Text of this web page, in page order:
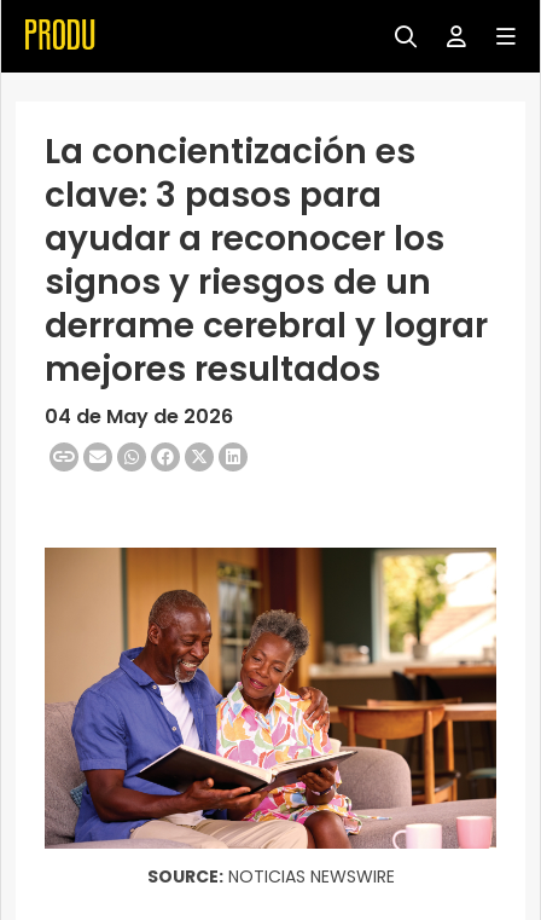
La concientización es
clave: 3 pasos para
ayudar a reconocer los
signos y riesgos de un
derrame cerebral y lograr
mejores resultados
04 de May de 2026
SOURCE:NOTICIAS NEWSWIRE